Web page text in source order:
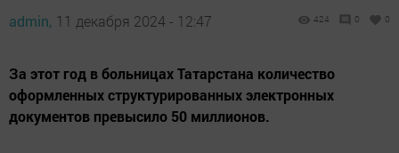
admin, 11 декабря 2024 - 12:47 424 0 0
За этот год в больницах Татарстана количество
оформленных структурированных электронных
документов превысило 50 миллионов.